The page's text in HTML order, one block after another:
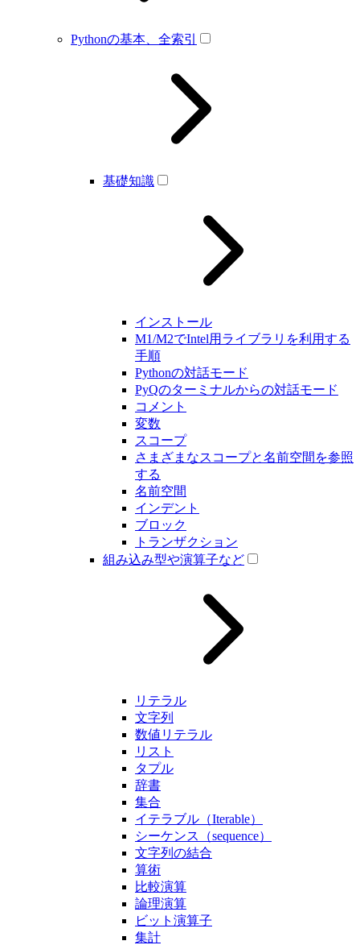
Pythonの基本、全索引
基礎知識
インストール
M1/M2でIntel用ライブラリを利用する
手順
Pythonの対話モード
PyQのターミナルからの対話モード
コメント
変数
スコープ
さまざまなスコープと名前空間を参照
する
名前空間
インデント
ブロック
トランザクション
組み込み型や演算子など
リテラル
文字列
数値リテラル
リスト
タプル
辞書
集合
イテラブル（Iterable）
シーケンス（sequence）
文字列の結合
算術
比較演算
論理演算
ビット演算子
集計